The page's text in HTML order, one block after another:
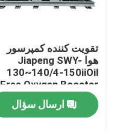
کارخانه تور
کنترل کیفیت
تقویت کننده کمپرسور
هوا Jiapeng SWY-
130~140/4-150iiOil
Free Oxygen Booster
Supercharger
ارسال سؤال